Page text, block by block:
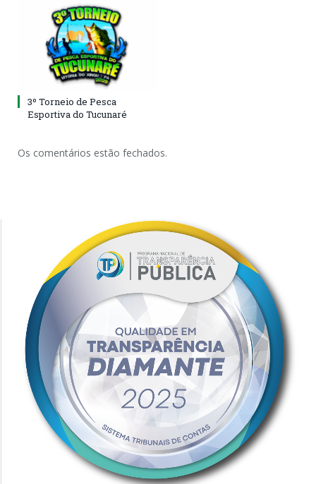
3º Torneio de Pesca
Esportiva do Tucunaré
Os comentários estão fechados.